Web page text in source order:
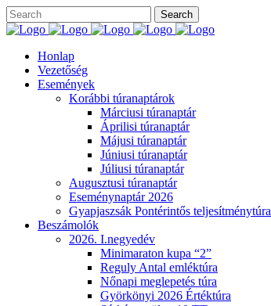
Honlap
Vezetőség
Események
Korábbi túranaptárok
Márciusi túranaptár
Áprilisi túranaptár
Májusi túranaptár
Júniusi túranaptár
Júliusi túranaptár
Augusztusi túranaptár
Eseménynaptár 2026
Gyapjaszsák Pontérintős teljesítménytúra
Beszámolók
2026. I.negyedév
Minimaraton kupa “2”
Reguly Antal emléktúra
Nőnapi meglepetés túra
Györkönyi 2026 Értéktúra